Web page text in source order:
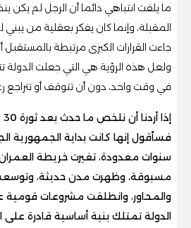
ما يلفت انتباهي دائما أن الرجل لم يكن
المقبلة، وإنما كان يفكر بعقلية من يبني
جاءت القرارات الكبرى مرتبطة بالمستقبل
ولعل هذه الرؤية هي التي جعلت الدولة
في وقت واحد، دون أن تتوقف أو تتراجع
فسأقول إنها كانت بداية الجمهورية
سنوات معدودة، تغيرت خريطة
مسبوقة، وظهرت مدن حديثة،
والمحاور، وانطلقت مشروعات
الدولة تمتلك بنية أساسية قادرة على